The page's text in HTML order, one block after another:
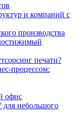
и компаний с
производства
печати?
процессом:
офис
небольшого